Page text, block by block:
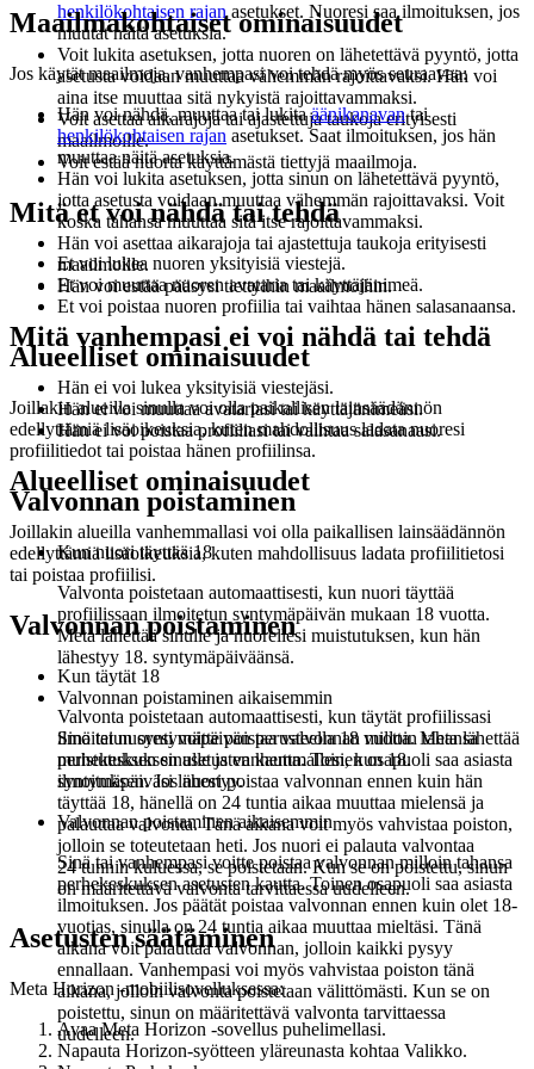
henkilökohtaisen rajanasetukset. Nuoresi saa ilmoituksen, jos
muutat näitä asetuksia.
Voit lukita asetuksen, jotta nuoren on lähetettävä pyyntö, jotta
asetusta voidaan muuttaa vähemmän rajoittavaksi. Hän voi
aina itse muuttaa sitä nykyistä rajoittavammaksi.
Voit asettaa aikarajoja tai ajastettuja taukoja erityisesti
maailmoille.
Voit estää nuorta käyttämästä tiettyjä maailmoja.
Mitä et voi nähdä tai tehdä
Et voi lukea nuoren yksityisiä viestejä.
Et voi muuttaa nuoren avataria tai käyttäjänimeä.
Et voi poistaa nuoren profiilia tai vaihtaa hänen salasanaansa.
Alueelliset ominaisuudet
Joillakin alueilla sinulla voi olla paikallisen lainsäädännön
edellyttämiä lisäoikeuksia, kuten mahdollisuus ladata nuoresi
profiilitiedot tai poistaa hänen profiilinsa.
Valvonnan poistaminen
Kun nuori täyttää 18
Valvonta poistetaan automaattisesti, kun nuori täyttää
profiilissaan ilmoitetun syntymäpäivän mukaan 18 vuotta.
Meta lähettää sinulle ja nuorellesi muistutuksen, kun hän
lähestyy 18. syntymäpäiväänsä.
Valvonnan poistaminen aikaisemmin
Sinä tai nuoresi voitte poistaa valvonnan milloin tahansa
perhekeskuksen asetusten kautta. Toinen osapuoli saa asiasta
ilmoituksen. Jos nuori poistaa valvonnan ennen kuin hän
täyttää 18, hänellä on 24 tuntia aikaa muuttaa mielensä ja
palauttaa valvonta. Tänä aikana voit myös vahvistaa poiston,
jolloin se toteutetaan heti. Jos nuori ei palauta valvontaa
24 tunnin kuluessa, se poistetaan. Kun se on poistettu, sinun
on määritettävä valvonta tarvittaessa uudelleen.
Asetusten säätäminen
Meta Horizon -mobiilisovelluksessa:
Avaa Meta Horizon -sovellus puhelimellasi.
Napauta Horizon-syötteen yläreunasta kohtaa Valikko.
Maailmakohtaiset ominaisuudet
Jos käytät maailmoja, vanhempasi voi tehdä myös seuraavaa:
Hän voi nähdä, muuttaa tai lukitaäänikanavantai
henkilökohtaisen rajan asetukset. Saat ilmoituksen, jos hän
muuttaa näitä asetuksia.
Hän voi lukita asetuksen, jotta sinun on lähetettävä pyyntö,
jotta asetusta voidaan muuttaa vähemmän rajoittavaksi. Voit
koska tahansa muuttaa sitä itse rajoittavammaksi.
Hän voi asettaa aikarajoja tai ajastettuja taukoja erityisesti
maailmoille.
Hän voi estää pääsysi tiettyihin maailmoihin.
Mitä vanhempasi ei voi nähdä tai tehdä
Hän ei voi lukea yksityisiä viestejäsi.
Hän ei voi muuttaa avatariasi tai käyttäjänimeäsi.
Hän ei voi poistaa profiiliasi tai vaihtaa salasanaasi.
Alueelliset ominaisuudet
Joillakin alueilla vanhemmallasi voi olla paikallisen lainsäädännön
edellyttämiä lisäoikeuksia, kuten mahdollisuus ladata profiilitietosi
tai poistaa profiilisi.
Valvonnan poistaminen
Kun täytät 18
Valvonta poistetaan automaattisesti, kun täytät profiilissasi
ilmoitetun syntymäpäivän perusteella 18 vuotta. Meta lähettää
muistutuksen sinulle ja vanhemmallesi, kun 18.
syntymäpäiväsi lähestyy.
Valvonnan poistaminen aikaisemmin
Sinä tai vanhempasi voitte poistaa valvonnan milloin tahansa
perhekeskuksen asetusten kautta. Toinen osapuoli saa asiasta
ilmoituksen. Jos päätät poistaa valvonnan ennen kuin olet 18-
vuotias, sinulla on 24 tuntia aikaa muuttaa mieltäsi. Tänä
aikana voit palauttaa valvonnan, jolloin kaikki pysyy
ennallaan. Vanhempasi voi myös vahvistaa poiston tänä
aikana, jolloin valvonta poistetaan välittömästi. Kun se on
poistettu, sinun on määritettävä valvonta tarvittaessa
uudelleen.